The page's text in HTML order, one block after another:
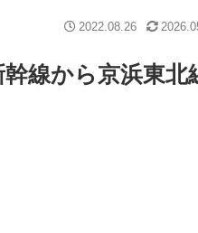
幹線から京浜東
2022.08.26